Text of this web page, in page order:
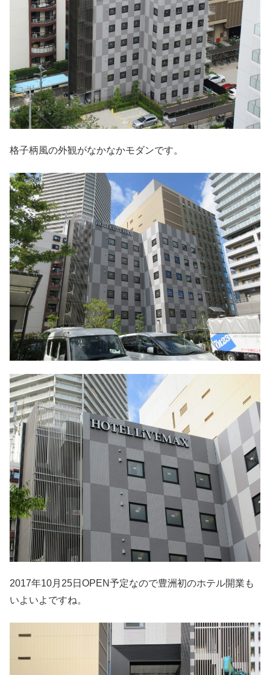
格子柄風の外観がなかなかモダンです。
2017年10月25日OPEN予定なので豊洲初のホテル開業も
いよいよですね。